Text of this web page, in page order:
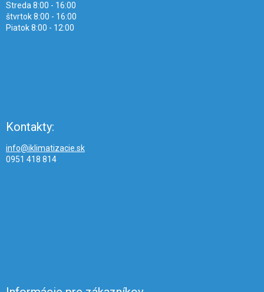
Streda 8:00 - 16:00
štvrtok 8:00 - 16:00
Piatok 8:00 - 12:00
Kontakty:
info@iklimatizacie.sk
0951 418 814